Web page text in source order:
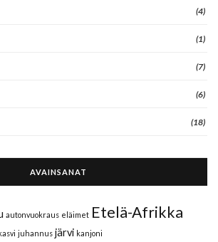
(4)
(1)
(7)
(6)
(18)
AVAINSANAT
autonvuokraus eläimet Etelä-Afrikka
juhannus järvi kanjoni